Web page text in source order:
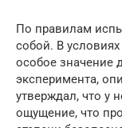
По правилам
собой. В
особое значение
эксперимента,
утверждал, что у
ощущение, что